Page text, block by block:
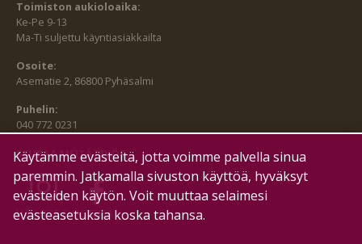
Toimiston aukioloaika:
Ke-Pe 9-13
Ma-Ti suljettu käyntiasiakkailta
Osoite:
Asematie 2, 86800 Pyhäsalmi
Puhelin:
040 772 0231
SEURAA MEITÄ MYÖS:
HALLITSE EVÄSTEITÄ
Käytämme evästeitä, jotta voimme palvella sinua
paremmin. Jatkamalla sivuston käyttöä, hyväksyt
evästeiden käytön. Voit muuttaa selaimesi
evästeasetuksia koska tahansa.